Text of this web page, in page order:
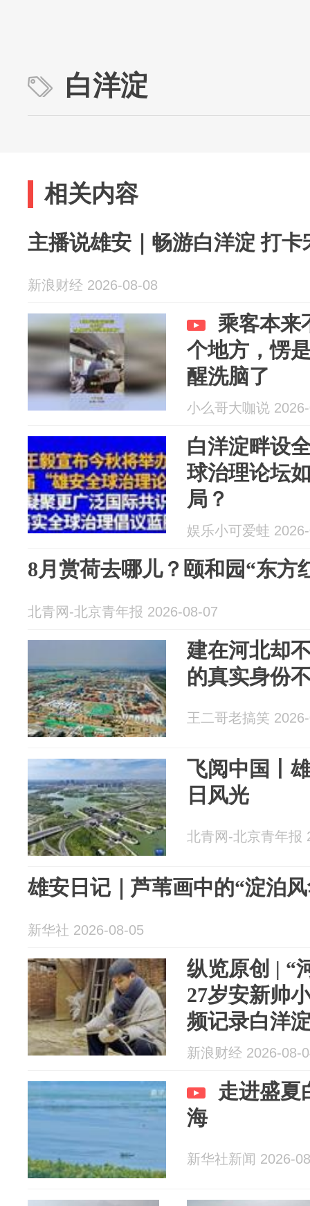
白洋淀
相关内容
主播说雄安｜畅游白洋淀 打卡
新浪财经 2026-08-08
乘客本来
个地方，愣
醒洗脑了
小么哥大咖说
白洋淀畔设
球治理论坛
局？
娱乐小可爱蛙
8月赏荷去哪儿？颐和园“东方
北青网-北京青年报 2026-08-07
建在河北却
的真实身份
王二哥老搞笑
飞阅中国丨
日风光
北青网-北京青年报
雄安日记｜芦苇画中的“淀泊
新华社 2026-08-05
纵览原创 | “
27岁安新帅
频记录白洋
新浪财经 2026-08-
走进盛夏
海
新华社新闻 2026-